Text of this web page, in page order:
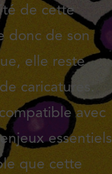
de cette
donc de son
elle reste
caricatures.
avec
essentiels
que cette